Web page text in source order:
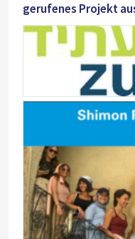
gerufenes Projekt